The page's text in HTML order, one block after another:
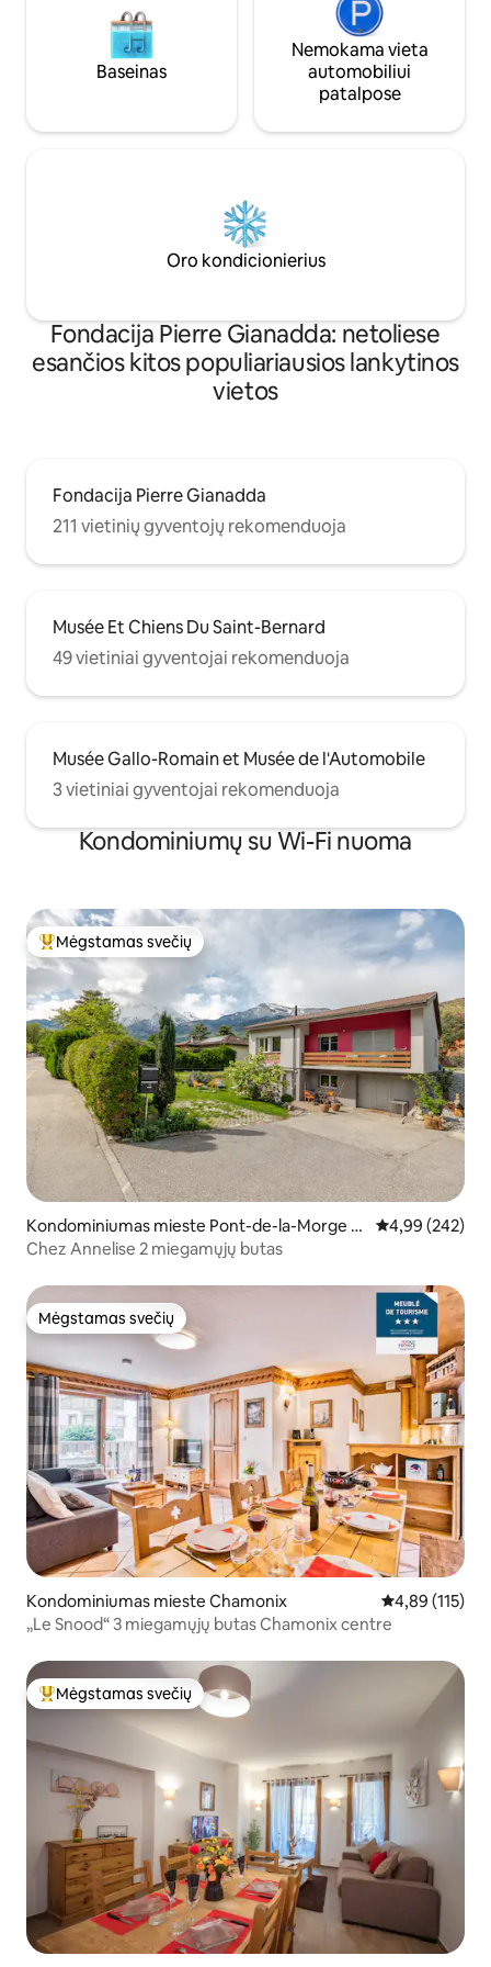
Baseinas
Nemokama vieta
automobiliui
patalpose
Oro kondicionierius
Fondacija Pierre Gianadda: netoliese
esančios kitos populiariausios lankytinos
vietos
Fondacija Pierre Gianadda
211 vietinių gyventojų rekomenduoja
Musée Et Chiens Du Saint-Bernard
49 vietiniai gyventojai rekomenduoja
Musée Gallo-Romain et Musée de l'Automobile
3 vietiniai gyventojai rekomenduoja
Kondominiumų su Wi-Fi nuoma
Svečių mėgstamiausias
Mėgstamas svečių
Kondominiumas mieste Pont-de-la-Morge (S
ion
Vidutinis
4,99 (242)
Chez Annelise 2 miegamųjų butas
Mėgstamas svečių
Mėgstamas svečių
Kondominiumas mieste Chamonix Vidutinis
4,89 (115)
„Le Snood“ 3 miegamųjų butas Chamonix centre
Svečių mėgstamiausias
Mėgstamas svečių